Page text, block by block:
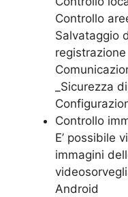
Controllo
Salvataggio
registrazione
_Sicurezza
Controllo
E’ possibile
immagini
Android